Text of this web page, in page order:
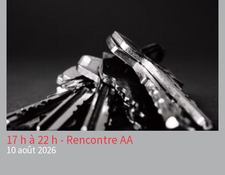
17 h à 22 h - Rencontre AA
10 août 2026